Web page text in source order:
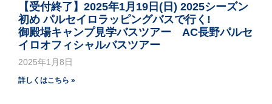
【受付終了】2025年1月19日(日) 2025シーズン
初め パルセイロラッピングバスで行く!
御殿場キャンプ見学バスツアー AC長野パルセ
イロオフィシャルバスツアー
2025年1月8日
詳しくはこちら »